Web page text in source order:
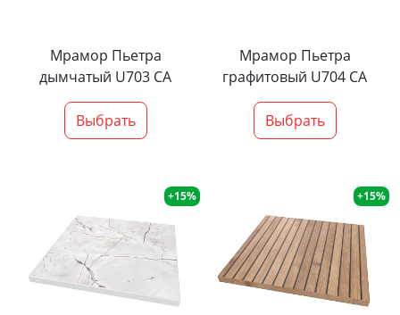
Мрамор Пьетра
дымчатый U703 CA
Выбрать
Мрамор Пьетра
графитовый U704 CA
Выбрать
+15% +15%